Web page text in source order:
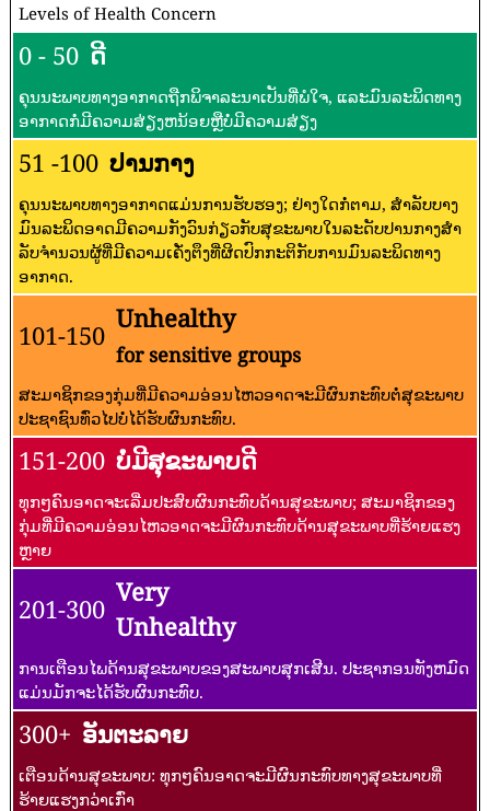
Levels of Health Concern
0 - 50 ດີ
ຄຸນນະພາບທາງອາກາດຖືກພິຈາລະນາເປັນທີ່ພໍໃຈ, ແລະມົນລະພິດທາງ
ອາກາດກໍ່ມີຄວາມສ່ຽງຫນ້ອຍຫຼືບໍ່ມີຄວາມສ່ຽງ
51 -100 ປານກາງ
ຄຸນນະພາບທາງອາກາດແມ່ນການຮັບຮອງ; ຢ່າງໃດກໍ່ຕາມ, ສໍາລັບບາງ
ມົນລະພິດອາດມີຄວາມກັງວົນກ່ຽວກັບສຸຂະພາບໃນລະດັບປານກາງສໍາ
ລັບຈໍານວນຜູ້ທີ່ມີຄວາມເຄັ່ງຕຶງທີ່ຜິດປົກກະຕິກັບການມົນລະພິດທາງ
ອາກາດ.
101-150
Unhealthy
for sensitive groups
ສະມາຊິກຂອງກຸ່ມທີ່ມີຄວາມອ່ອນໄຫວອາດຈະມີຜົນກະທົບຕໍ່ສຸຂະພາບ
ປະຊາຊົນທົ່ວໄປບໍ່ໄດ້ຮັບຜົນກະທົບ.
151-200 ບໍ່ມີສຸຂະພາບດີ
ທຸກໆຄົນອາດຈະເລີ່ມປະສົບຜົນກະທົບດ້ານສຸຂະພາບ; ສະມາຊິກຂອງ
ກຸ່ມທີ່ມີຄວາມອ່ອນໄຫວອາດຈະມີຜົນກະທົບດ້ານສຸຂະພາບທີ່ຮ້າຍແຮງ
ຫຼາຍ
201-300
Very
Unhealthy
ການເຕືອນໄພດ້ານສຸຂະພາບຂອງສະພາບສຸກເສີນ. ປະຊາກອນທັງຫມົດ
ແມ່ນມັກຈະໄດ້ຮັບຜົນກະທົບ.
300+ ອັນຕະລາຍ
ເຕືອນດ້ານສຸຂະພາບ: ທຸກໆຄົນອາດຈະມີຜົນກະທົບທາງສຸຂະພາບທີ່
ຮ້າຍແຮງກວ່າເກົ່າ